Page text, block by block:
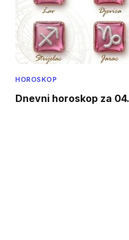
HOROSKOP
Dnevni horoskop za